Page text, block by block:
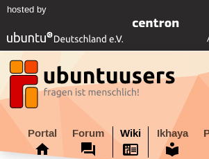
hosted by
Portal Forum Wiki Ikhaya